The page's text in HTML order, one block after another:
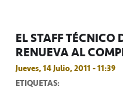
EL STAFF TÉCNICO
RENUEVA AL
Jueves, 14 Julio, 2011 - 11:39
ETIQUETAS: